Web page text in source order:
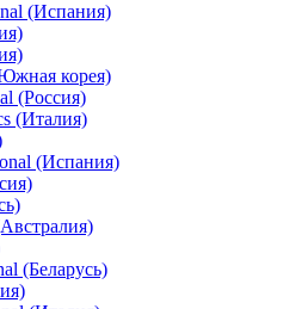
(Испания)
корея)
(Россия)
(Италия)
(Испания)
(Беларусь)